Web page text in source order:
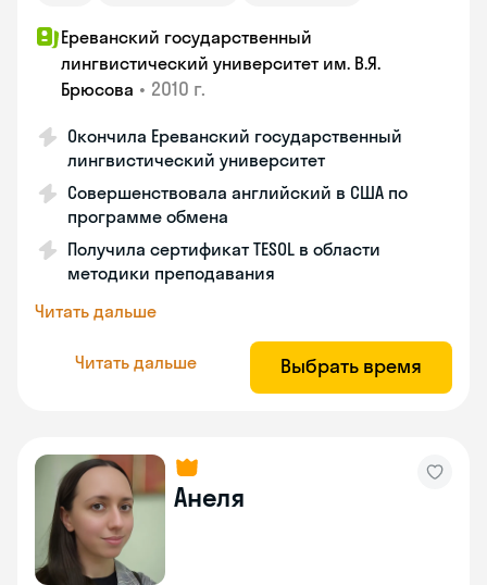
Ереванский государственный
лингвистический университет им. В.Я.
Брюсова • 2010 г.
Окончила Ереванский государственный
лингвистический университет
Совершенствовала английский в США по
программе обмена
Получила сертификат TESOL в области
методики преподавания
Читать дальше
Читать дальше Выбрать время
Анеля